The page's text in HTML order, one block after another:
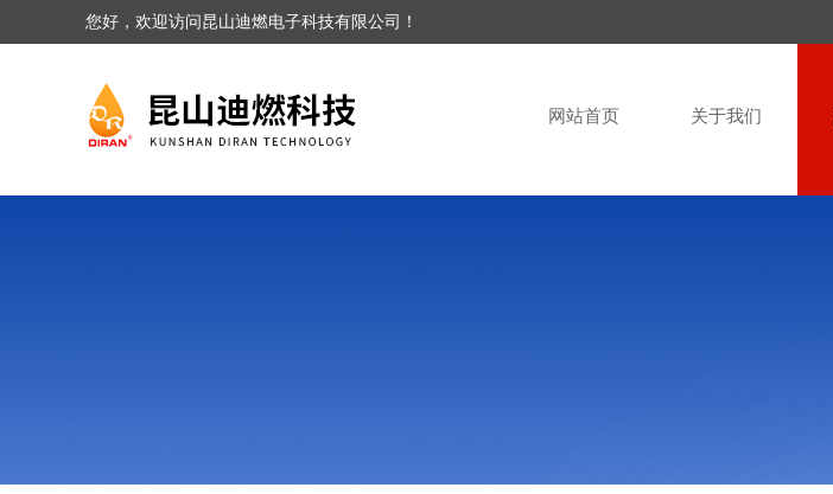
您好，欢迎访问昆山迪燃电子科技有限公司！
网站首页 关于我们